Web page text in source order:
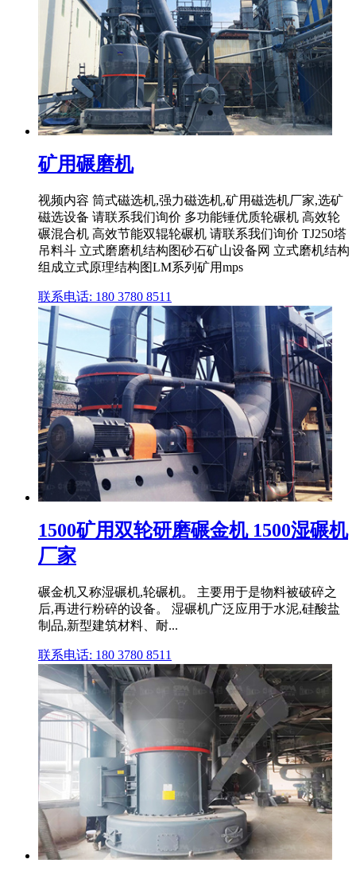
矿用碾磨机
视频内容 筒式磁选机,强力磁选机,矿用磁选机厂家,选矿
磁选设备 请联系我们询价 多功能锤优质轮碾机 高效轮
碾混合机 高效节能双辊轮碾机 请联系我们询价 TJ250塔
吊料斗 立式磨磨机结构图砂石矿山设备网 立式磨机结构
组成立式原理结构图LM系列矿用mps
联系电话: 180 3780 8511
1500矿用双轮研磨碾金机 1500湿碾机
厂家
碾金机又称湿碾机,轮碾机。 主要用于是物料被破碎之
后,再进行粉碎的设备。 湿碾机广泛应用于水泥,硅酸盐
制品,新型建筑材料、耐...
联系电话: 180 3780 8511